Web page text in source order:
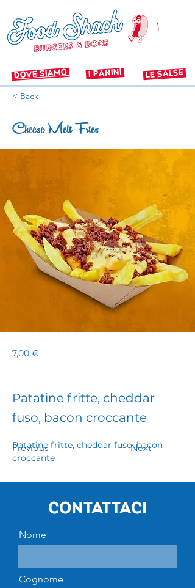
lesalse
i panini
dove siamo
< Back
Cheese Melt Fries
7,00 €
Patatine fritte, cheddar
fuso, bacon croccante
Previous Next
Patatine fritte, cheddar fuso, bacon
croccante
Contattaci
Nome
Cognome